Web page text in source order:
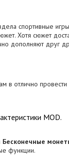
спортивные
Хотя сюжет
дополняют друг
в отлично
MOD.
Бесконечные
функции.